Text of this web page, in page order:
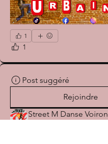
1
1
Post suggéré
Rejoindre
Street M Danse Voiron